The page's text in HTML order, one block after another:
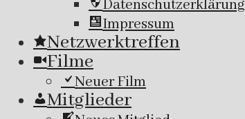
Datenschutzerklärung
Impressum
Netzwerktreffen
Filme
Neuer Film
Mitglieder